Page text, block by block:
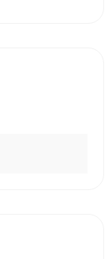
сторону
та тонку
зовнішніх